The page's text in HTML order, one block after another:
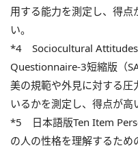
用する能力を測定し、得
い。
*4 Sociocultural Attitudes
Questionnaire-3短縮版（
美の規範や外見に対する
いるかを測定し、得点が高
*5 日本語版Ten Item
の人の性格を理解するた